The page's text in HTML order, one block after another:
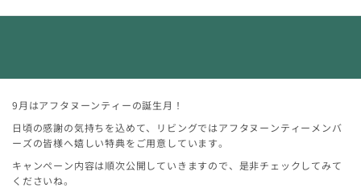
9月はアフタヌーンティーの誕生月！
日頃の感謝の気持ちを込めて、リビングではアフタヌーンティーメンバ
ーズの皆様へ嬉しい特典をご用意しています。
キャンペーン内容は順次公開していきますので、是非チェックしてみて
くださいね。